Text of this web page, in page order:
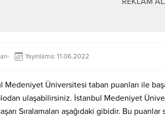
Yayınlama: 11.06.2022
Üniversitesi taban puanları ile
ulaşabilirsiniz. İstanbul Medeniyet
Sıralamaları aşağıdaki gibidir. Bu